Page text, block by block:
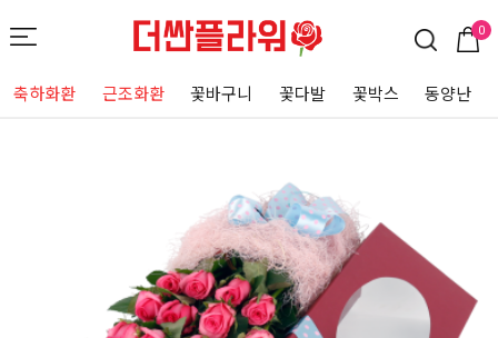
0
축하화환 근조화환 꽃바구니 꽃다발 꽃박스 동양난